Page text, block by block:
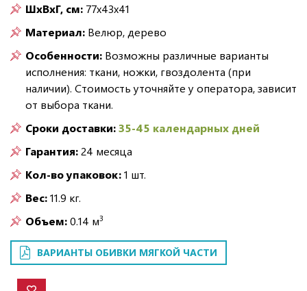
ШxВxГ, см: 77x43x41
Материал: Велюр, дерево
Особенности: Возможны различные варианты
исполнения: ткани, ножки, гвоздолента (при
наличии). Стоимость уточняйте у оператора, зависит
от выбора ткани.
Сроки доставки:35-45 календарных дней
Гарантия:24 месяца
Кол-во упаковок:1 шт.
Вес:11.9 кг.
Объем:0.14 м3
ВАРИАНТЫ ОБИВКИ МЯГКОЙ ЧАСТИ